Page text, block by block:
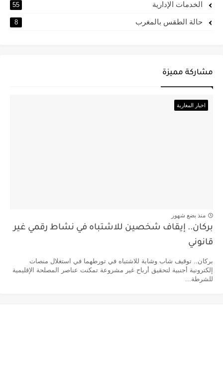
الخدمات الإدارية 55
حالة الطقس بالمغرب 8
مشاركة مميزة
اخبار المغاربة
منذ بضع شهور
بركان.. إيقاف شخصين للاشتباه في نشاط رقمي غير
قانوني
بركان.. توقيف شاب وشابة للاشتباه في تورطهما في استغلال منصات
إلكترونية أجنبية لتحقيق أرباح غير مشروعة تمكنت عناصر المصلحة الإقليمية
للشرطة...